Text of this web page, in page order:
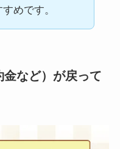
めです。
など）が戻って